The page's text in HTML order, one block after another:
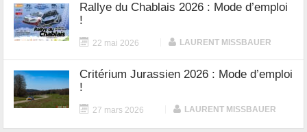
Rallye du Chablais 2026 : Mode d’emploi
!
22 mai 2026 LAURENT MISSBAUER
Critérium Jurassien 2026 : Mode d’emploi
!
27 mars 2026 LAURENT MISSBAUER